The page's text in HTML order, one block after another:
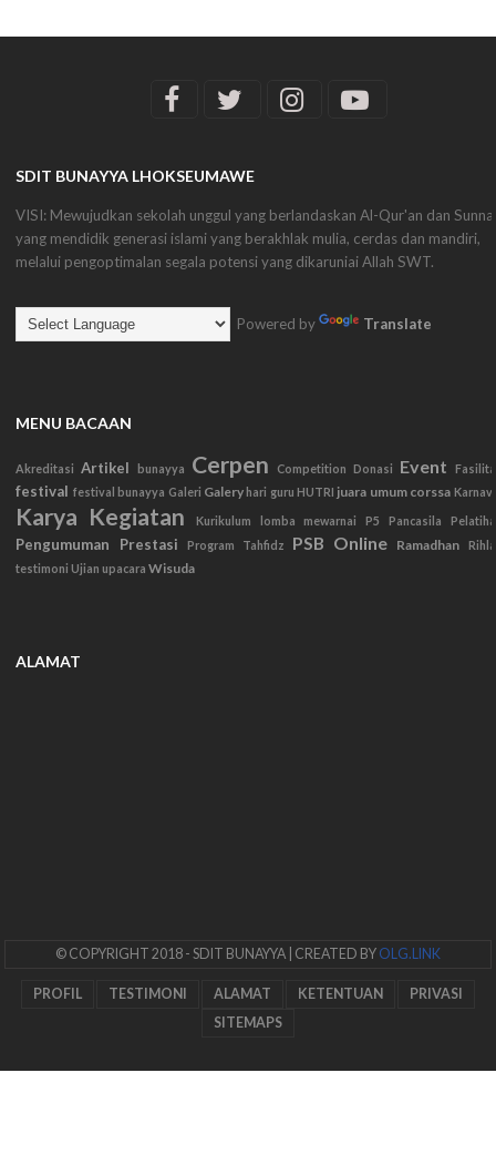
SDIT BUNAYYA LHOKSEUMAWE
VISI: Mewujudkan sekolah unggul yang berlandaskan Al-Qur'an dan
yang mendidik generasi islami yang berakhlak mulia, cerdas dan mandiri,
melalui pengoptimalan segala potensi yang dikaruniai Allah SWT.
Powered by Translate
MENU BACAAN
Akreditasi Artikel bunayya Cerpen Competition Donasi Event
festival festival bunayya Galeri Galery hari guru HUTRI juara umum corssa
Karya Kegiatan Kurikulum lomba mewarnai P5 Pancasila
Pengumuman Prestasi Program Tahfidz PSB Online Ramadhan
testimoni Ujian upacara Wisuda
ALAMAT
© COPYRIGHT 2018 - SDIT BUNAYYA | CREATED BY OLG.LINK
PROFIL TESTIMONI ALAMAT KETENTUAN
PRIVASI
SITEMAPS